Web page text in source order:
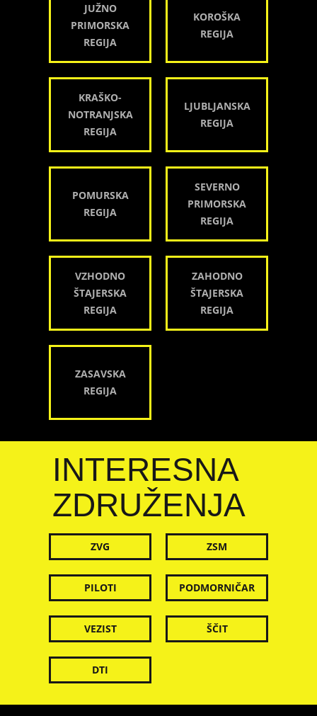
JUŽNO
PRIMORSKA
REGIJA
KOROŠKA
REGIJA
KRAŠKO-
NOTRANJSKA
REGIJA
LJUBLJANSKA
REGIJA
POMURSKA
REGIJA
SEVERNO
PRIMORSKA
REGIJA
VZHODNO
ŠTAJERSKA
REGIJA
ZAHODNO
ŠTAJERSKA
REGIJA
ZASAVSKA
REGIJA
INTERESNA
ZDRUŽENJA
ZVG ZSM
PILOTI PODMORNIČAR
VEZIST ŠČIT
DTI